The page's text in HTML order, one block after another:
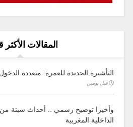
المقالات الأكثر
التأشيرة الجديدة للعمرة: متعددة
قبل يومين
وأخيرا توضيح رسمي .. أحداث سبتة
الداخلية المغربية